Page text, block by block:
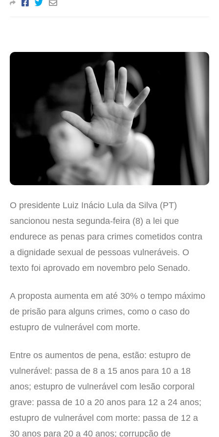
O presidente Luiz Inácio Lula da Silva (PT)
sancionou nesta segunda-feira (8) a lei que
endurece as penas para crimes cometidos contra
a dignidade sexual de pessoas vulneráveis. O
texto foi aprovado em novembro pelo Senado.
A proposta aumenta em até 30% o tempo máximo
de prisão para alguns crimes, como o caso do
estupro de vulnerável com morte.
Entre os aumentos de pena, estão: estupro de
vulnerável: passa de 8 a 15 anos para 10 a 18
anos; estupro de vulnerável com lesão corporal
grave: passa de 10 a 20 anos para 12 a 24 anos;
estupro de vulnerável com morte: passa de 12 a
30 anos para 20 a 40 anos; corrupção de